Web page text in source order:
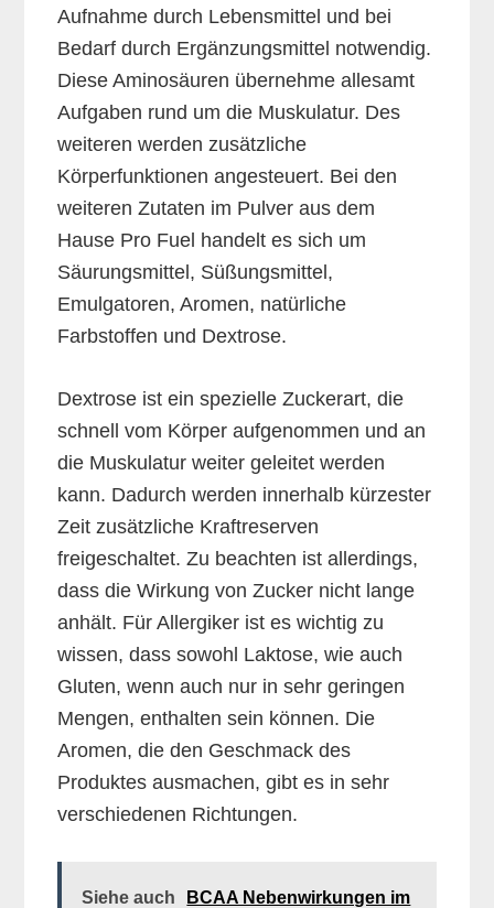
Aufnahme durch Lebensmittel und bei
Bedarf durch Ergänzungsmittel notwendig.
Diese Aminosäuren übernehme allesamt
Aufgaben rund um die Muskulatur. Des
weiteren werden zusätzliche
Körperfunktionen angesteuert. Bei den
weiteren Zutaten im Pulver aus dem
Hause Pro Fuel handelt es sich um
Säurungsmittel, Süßungsmittel,
Emulgatoren, Aromen, natürliche
Farbstoffen und Dextrose.
Dextrose ist ein spezielle Zuckerart, die
schnell vom Körper aufgenommen und an
die Muskulatur weiter geleitet werden
kann. Dadurch werden innerhalb kürzester
Zeit zusätzliche Kraftreserven
freigeschaltet. Zu beachten ist allerdings,
dass die Wirkung von Zucker nicht lange
anhält. Für Allergiker ist es wichtig zu
wissen, dass sowohl Laktose, wie auch
Gluten, wenn auch nur in sehr geringen
Mengen, enthalten sein können. Die
Aromen, die den Geschmack des
Produktes ausmachen, gibt es in sehr
verschiedenen Richtungen.
Siehe auch
BCAA Nebenwirkungen im